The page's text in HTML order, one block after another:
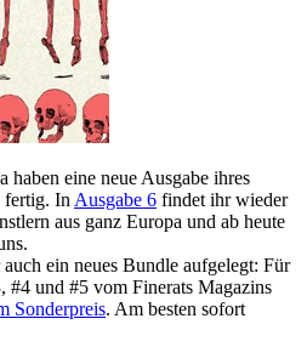
haben eine neue Ausgabe ihres
fertig. In Ausgabe 6 findet ihr wieder
aus ganz Europa und ab heute
ein neues Bundle aufgelegt: Für
#4 und #5 vom Finerats Magazins
Sonderpreis. Am besten sofort